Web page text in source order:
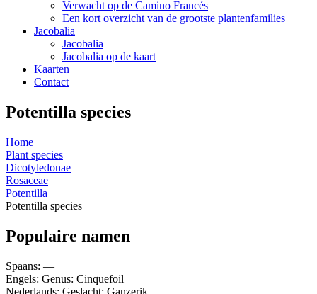
Verwacht op de Camino Francés
Een kort overzicht van de grootste plantenfamilies
Jacobalia
Jacobalia
Jacobalia op de kaart
Kaarten
Contact
Potentilla species
Home
Plant species
Dicotyledonae
Rosaceae
Potentilla
Potentilla species
Populaire namen
Spaans: —
Engels: Genus: Cinquefoil
Nederlands: Geslacht: Ganzerik